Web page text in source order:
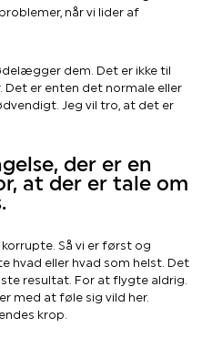
når vi lider af
dem. Det er ikke til
er enten det normale eller
Jeg vil tro, at det er
der er en
at der er tale om
Så vi er først og
hvad eller hvad som helst. Det
resultat. For at flygte aldrig.
med at føle sig vild her.
krop.